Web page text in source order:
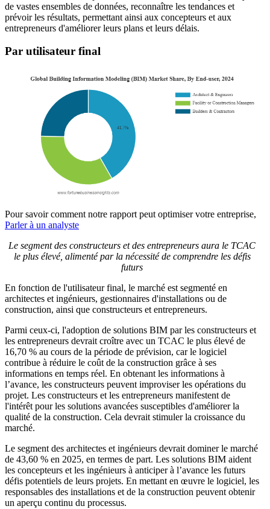
de vastes ensembles de données, reconnaître les tendances et
prévoir les résultats, permettant ainsi aux concepteurs et aux
entrepreneurs d'améliorer leurs plans et leurs délais.
Par utilisateur final
Pour savoir comment notre rapport peut optimiser votre entreprise,
Parler à un analyste
Le segment des constructeurs et des entrepreneurs aura le TCAC
le plus élevé, alimenté par la nécessité de comprendre les défis
futurs
En fonction de l'utilisateur final, le marché est segmenté en
architectes et ingénieurs, gestionnaires d'installations ou de
construction, ainsi que constructeurs et entrepreneurs.
Parmi ceux-ci, l'adoption de solutions BIM par les constructeurs et
les entrepreneurs devrait croître avec un TCAC le plus élevé de
16,70 % au cours de la période de prévision, car le logiciel
contribue à réduire le coût de la construction grâce à ses
informations en temps réel. En obtenant les informations à
l’avance, les constructeurs peuvent improviser les opérations du
projet. Les constructeurs et les entrepreneurs manifestent de
l'intérêt pour les solutions avancées susceptibles d'améliorer la
qualité de la construction. Cela devrait stimuler la croissance du
marché.
Le segment des architectes et ingénieurs devrait dominer le marché
de 43,60 % en 2025, en termes de part. Les solutions BIM aident
les concepteurs et les ingénieurs à anticiper à l’avance les futurs
défis potentiels de leurs projets. En mettant en œuvre le logiciel, les
responsables des installations et de la construction peuvent obtenir
un aperçu continu du processus.